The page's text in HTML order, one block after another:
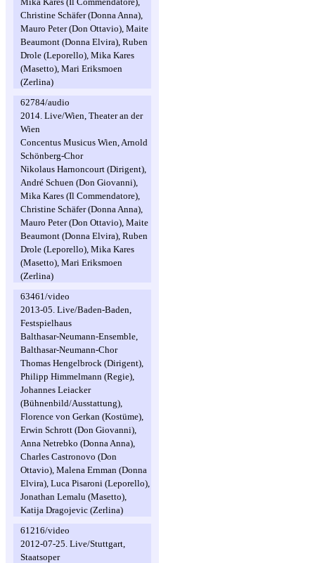
Christine Schäfer (Donna Anna),
Mauro Peter (Don Ottavio), Maite
Beaumont (Donna Elvira), Ruben
Drole (Leporello), Mika Kares
(Masetto), Mari Eriksmoen
(Zerlina)
62784/audio
2014. Live/Wien, Theater an der
Wien
Concentus Musicus Wien, Arnold
Schönberg-Chor
Nikolaus Harnoncourt (Dirigent),
André Schuen (Don Giovanni),
Mika Kares (Il Commendatore),
Christine Schäfer (Donna Anna),
Mauro Peter (Don Ottavio), Maite
Beaumont (Donna Elvira), Ruben
Drole (Leporello), Mika Kares
(Masetto), Mari Eriksmoen
(Zerlina)
63461/video
2013-05. Live/Baden-Baden,
Festspielhaus
Balthasar-Neumann-Ensemble,
Balthasar-Neumann-Chor
Thomas Hengelbrock (Dirigent),
Philipp Himmelmann (Regie),
Johannes Leiacker
(Bühnenbild/Ausstattung),
Florence von Gerkan (Kostüme),
Erwin Schrott (Don Giovanni),
Anna Netrebko (Donna Anna),
Charles Castronovo (Don
Ottavio), Malena Ernman (Donna
Elvira), Luca Pisaroni (Leporello),
Jonathan Lemalu (Masetto),
Katija Dragojevic (Zerlina)
61216/video
2012-07-25. Live/Stuttgart,
Staatsoper